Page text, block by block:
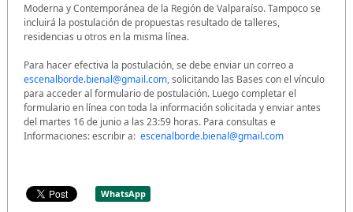
Moderna y Contemporánea de la Región de Valparaíso. Tampoco se
incluirá la postulación de propuestas resultado de talleres,
residencias u otros en la misma línea.
Para hacer efectiva la postulación, se debe enviar un correo a
escenalborde.bienal@gmail.com, solicitando las Bases con el vínculo
para acceder al formulario de postulación. Luego completar el
formulario en línea con toda la información solicitada y enviar antes
del martes 16 de junio a las 23:59 horas. Para consultas e
Informaciones: escribir a: escenalborde.bienal@gmail.com
WhatsApp